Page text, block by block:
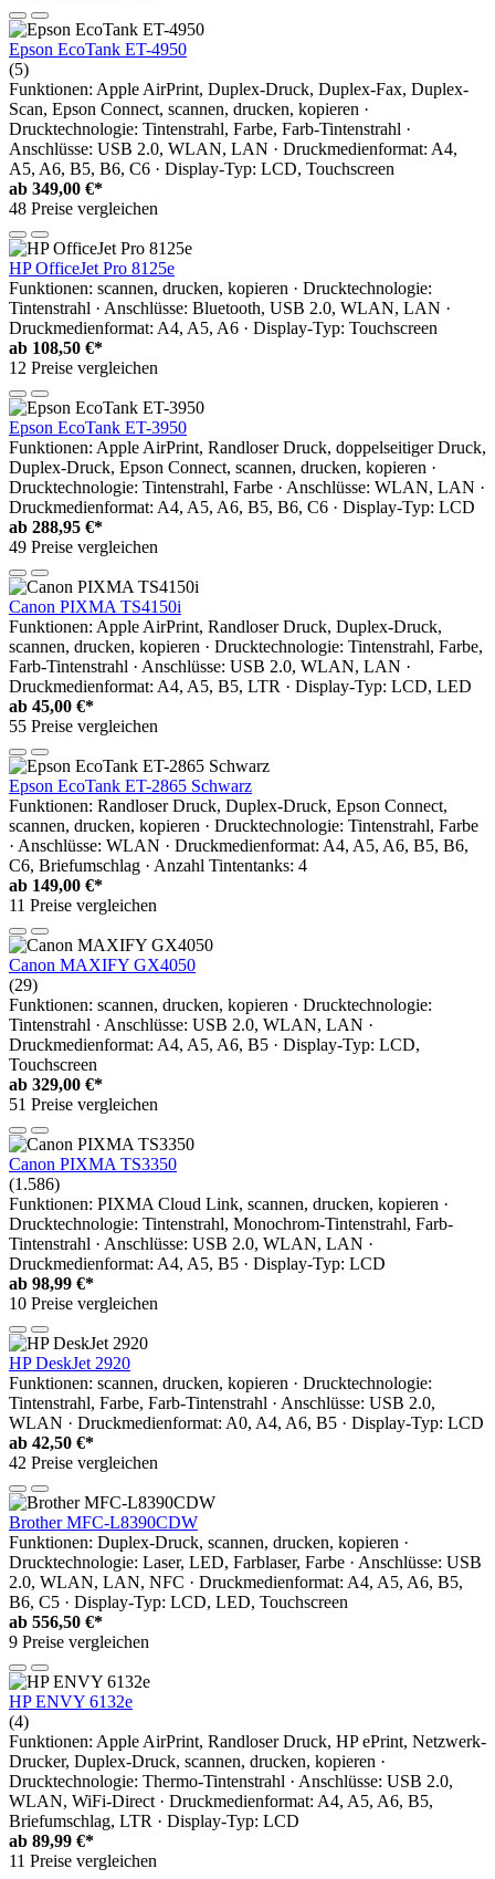
Epson EcoTank ET-4950
(5)
Funktionen: Apple AirPrint, Duplex-Druck, Duplex-Fax, Duplex-
Scan, Epson Connect, scannen, drucken, kopieren ·
Drucktechnologie: Tintenstrahl, Farbe, Farb-Tintenstrahl ·
Anschlüsse: USB 2.0, WLAN, LAN · Druckmedienformat: A4,
A5, A6, B5, B6, C6 · Display-Typ: LCD, Touchscreen
ab 349,00 €*
48 Preise vergleichen
HP OfficeJet Pro 8125e
Funktionen: scannen, drucken, kopieren · Drucktechnologie:
Tintenstrahl · Anschlüsse: Bluetooth, USB 2.0, WLAN, LAN ·
Druckmedienformat: A4, A5, A6 · Display-Typ: Touchscreen
ab 108,50 €*
12 Preise vergleichen
Epson EcoTank ET-3950
Funktionen: Apple AirPrint, Randloser Druck, doppelseitiger Druck,
Duplex-Druck, Epson Connect, scannen, drucken, kopieren ·
Drucktechnologie: Tintenstrahl, Farbe · Anschlüsse: WLAN, LAN ·
Druckmedienformat: A4, A5, A6, B5, B6, C6 · Display-Typ: LCD
ab 288,95 €*
49 Preise vergleichen
Canon PIXMA TS4150i
Funktionen: Apple AirPrint, Randloser Druck, Duplex-Druck,
scannen, drucken, kopieren · Drucktechnologie: Tintenstrahl, Farbe,
Farb-Tintenstrahl · Anschlüsse: USB 2.0, WLAN, LAN ·
Druckmedienformat: A4, A5, B5, LTR · Display-Typ: LCD, LED
ab 45,00 €*
55 Preise vergleichen
Epson EcoTank ET-2865 Schwarz
Funktionen: Randloser Druck, Duplex-Druck, Epson Connect,
scannen, drucken, kopieren · Drucktechnologie: Tintenstrahl, Farbe
· Anschlüsse: WLAN · Druckmedienformat: A4, A5, A6, B5, B6,
C6, Briefumschlag · Anzahl Tintentanks: 4
ab 149,00 €*
11 Preise vergleichen
Canon MAXIFY GX4050
(29)
Funktionen: scannen, drucken, kopieren · Drucktechnologie:
Tintenstrahl · Anschlüsse: USB 2.0, WLAN, LAN ·
Druckmedienformat: A4, A5, A6, B5 · Display-Typ: LCD,
Touchscreen
ab 329,00 €*
51 Preise vergleichen
Canon PIXMA TS3350
(1.586)
Funktionen: PIXMA Cloud Link, scannen, drucken, kopieren ·
Drucktechnologie: Tintenstrahl, Monochrom-Tintenstrahl, Farb-
Tintenstrahl · Anschlüsse: USB 2.0, WLAN, LAN ·
Druckmedienformat: A4, A5, B5 · Display-Typ: LCD
ab 98,99 €*
10 Preise vergleichen
HP DeskJet 2920
Funktionen: scannen, drucken, kopieren · Drucktechnologie:
Tintenstrahl, Farbe, Farb-Tintenstrahl · Anschlüsse: USB 2.0,
WLAN · Druckmedienformat: A0, A4, A6, B5 · Display-Typ: LCD
ab 42,50 €*
42 Preise vergleichen
Brother MFC-L8390CDW
Funktionen: Duplex-Druck, scannen, drucken, kopieren ·
Drucktechnologie: Laser, LED, Farblaser, Farbe · Anschlüsse: USB
2.0, WLAN, LAN, NFC · Druckmedienformat: A4, A5, A6, B5,
B6, C5 · Display-Typ: LCD, LED, Touchscreen
ab 556,50 €*
9 Preise vergleichen
HP ENVY 6132e
(4)
Funktionen: Apple AirPrint, Randloser Druck, HP ePrint, Netzwerk-
Drucker, Duplex-Druck, scannen, drucken, kopieren ·
Drucktechnologie: Thermo-Tintenstrahl · Anschlüsse: USB 2.0,
WLAN, WiFi-Direct · Druckmedienformat: A4, A5, A6, B5,
Briefumschlag, LTR · Display-Typ: LCD
ab 89,99 €*
11 Preise vergleichen